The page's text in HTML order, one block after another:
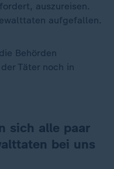
auszureisen.
aufgefallen.
Behörden
Täter noch in
sich alle paar
bei uns